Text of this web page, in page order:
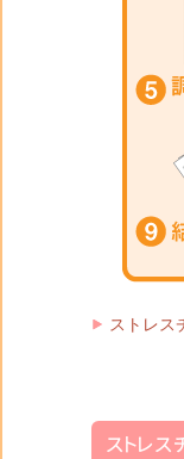
ストレス
ストレ